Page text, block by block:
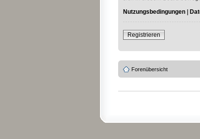
Nutzungsbedingungen |
Registrieren
Forenübersicht